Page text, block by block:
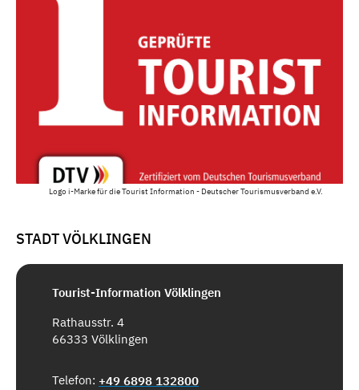
Logo i-Marke für die Tourist Information - Deutscher Tourismusverband e.V.
STADT VÖLKLINGEN
Tourist-Information Völklingen
Rathausstr. 4
66333 Völklingen
Telefon: +49 6898 132800